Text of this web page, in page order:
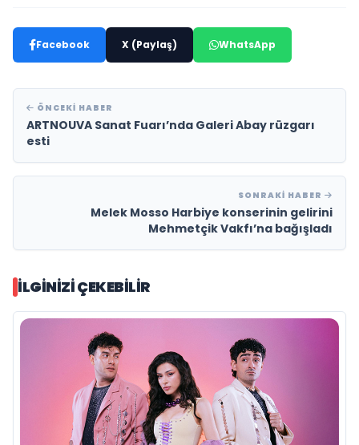
Facebook X (Paylaş) WhatsApp
ÖNCEKI HABER
ARTNOUVA Sanat Fuarı’nda Galeri Abay rüzgarı
esti
SONRAKI HABER
Melek Mosso Harbiye konserinin gelirini
Mehmetçik Vakfı’na bağışladı
İLGINIZI ÇEKEBILIR